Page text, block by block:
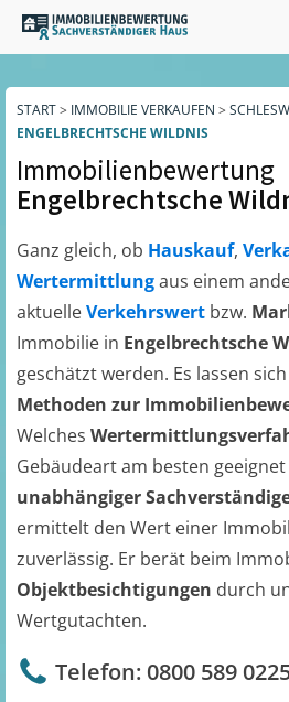
START> IMMOBILIE VERKAUFEN >
ENGELBRECHTSCHE WILDNIS
Immobilienbewertung
Engelbrechtsche
Ganz gleich, ob Hauskauf,
Wertermittlungaus einem
aktuelleVerkehrswert bzw.
Immobilie in Engelbrechtsche
geschätzt werden. Es lassen
Methoden zur
Welches
Gebäudeart am besten
unabhängiger
ermittelt den Wert einer
zuverlässig. Er berät beim
Objektbesichtigungen durch
Wertgutachten.
Telefon: 0800 589